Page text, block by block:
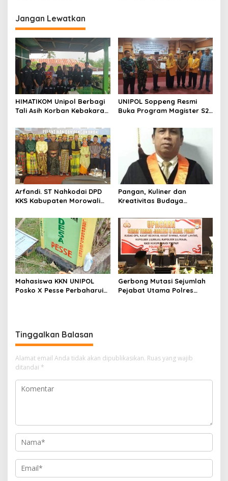
g
a
s
i
p
o
s
Jangan Lewatkan
HIMATIKOM Unipol Berbagi
Tali Asih Korban Kebakaran
UNIPOL Soppeng Resmi
Buka Program Magister S2
Arfandi. ST Nahkodai DPD
KKS Kabupaten Morowali
2028
Pangan, Kuliner dan
Kreativitas Budaya
Mahasiswa KKN UNIPOL
Posko X Pesse Perbaharui
Gerbong Mutasi Sejumlah
Pejabat Utama Polres
Tinggalkan Balasan
Alamat email Anda tidak akan dipublikasikan. Ruas yang wajib
ditandai *